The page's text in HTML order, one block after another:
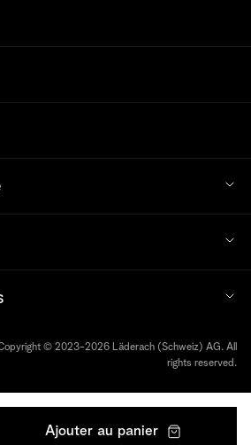
Ajouter au panier
© 2023-2026 Läderach (Schweiz) AG. All
rights reserved.